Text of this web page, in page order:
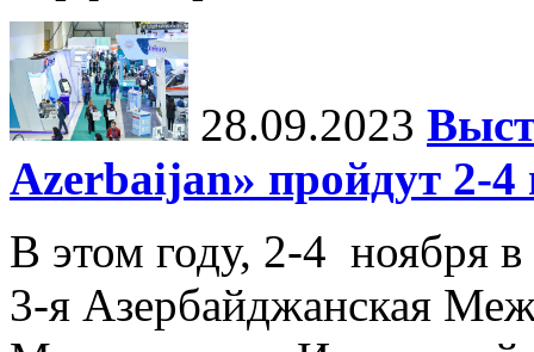
28.09.2023
Azerbaijan» пройдут 2-4
В этом году, 2-4 ноября
3-я Азербайджанская